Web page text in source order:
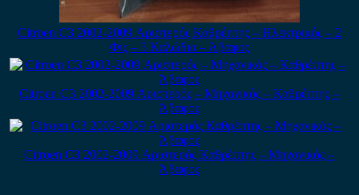
Citroen C3 2002-2009 Αριστερός Καθρέπτης – Ηλεκτρικός – 2
Φις – 5 Καλώδια – Άβαφος
Citroen C3 2002-2009 Αριστερός – Μηχανικός – Καθρέπτης –
Άβαφος
Citroen C3 2002-2009 Αριστερός Καθρέπτης – Μηχανικός –
Άβαφος